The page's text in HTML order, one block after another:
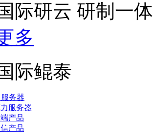
际研云 研制一
多
际鲲泰
务器
服务器
产品
产品